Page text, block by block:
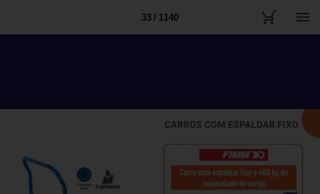
33 / 1140